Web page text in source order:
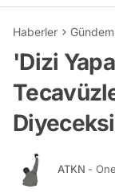
Haberler Gündem
'Dizi
ATKN -